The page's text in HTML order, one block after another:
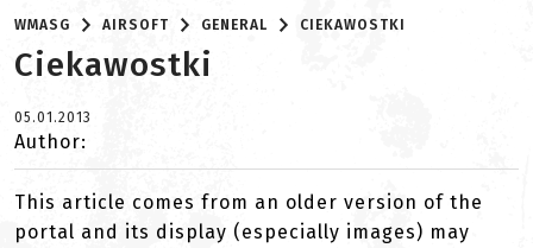
WMASG AIRSOFT GENERAL CIEKAWOSTKI
Ciekawostki
05.01.2013
Author:
This article comes from an older version of the
portal and its display (especially images) may